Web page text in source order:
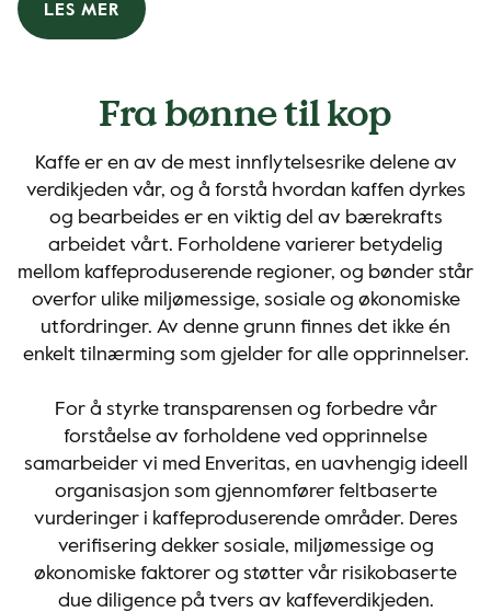
LES MER
Fra bønne til kop
Kaffe er en av de mest innflytelsesrike delene av
verdikjeden vår, og å forstå hvordan kaffen dyrkes
og bearbeides er en viktig del av bærekrafts
arbeidet vårt. Forholdene varierer betydelig
mellom kaffeproduserende regioner, og bønder står
overfor ulike miljømessige, sosiale og økonomiske
utfordringer. Av denne grunn finnes det ikke én
enkelt tilnærming som gjelder for alle opprinnelser.
For å styrke transparensen og forbedre vår
forståelse av forholdene ved opprinnelse
samarbeider vi med Enveritas, en uavhengig ideell
organisasjon som gjennomfører feltbaserte
vurderinger i kaffeproduserende områder. Deres
verifisering dekker sosiale, miljømessige og
økonomiske faktorer og støtter vår risikobaserte
due diligence på tvers av kaffeverdikjeden.